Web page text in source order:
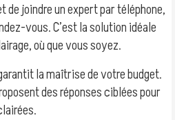
de joindre un expert par téléphone,
vous. C’est la solution idéale
où que vous soyez.
la maîtrise de votre budget.
des réponses ciblées pour